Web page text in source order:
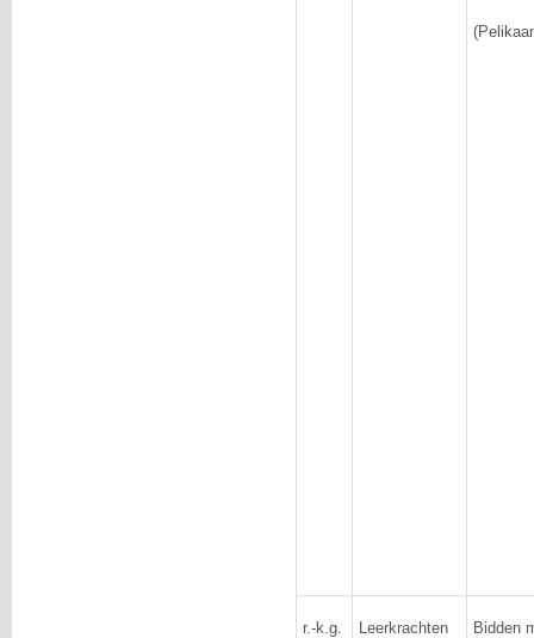
r.-k.g.
Leerkrachten
Bidden